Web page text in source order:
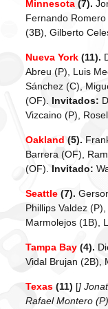
Minnesota(7).
Fernando
(3B), Gilberto
Nueva York(11).
Abreu (P), Luis
Sánchez (C),
(OF). Invitados:
Vizcaino (P),
Oakland (5).
Barrera (OF),
(OF). Invitado:
Seattle(7).
Phillips Valdez
Marmolejos (1B),
Tampa Bay(4).
Vidal Brujan (2B),
Texas(11) []
Rafael Montero